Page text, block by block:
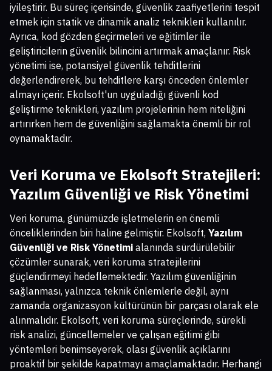
iyileştirir. Bu süreç içerisinde, güvenlik zaafiyetlerini tespit
etmek için statik ve dinamik analiz teknikleri kullanılır.
Ayrıca, kod gözden geçirmeleri ve eğitimler ile
geliştiricilerin güvenlik bilincini artırmak amaçlanır. Risk
yönetimi ise, potansiyel güvenlik tehditlerini
değerlendirerek, bu tehditlere karşı önceden önlemler
almayı içerir. Ekolsoft'un uyguladığı güvenli kod
geliştirme teknikleri, yazılım projelerinin hem niteliğini
artırırken hem de güvenliğini sağlamakta önemli bir rol
oynamaktadır.
Veri Koruma ve Ekolsoft Stratejileri:
Yazılım Güvenliği ve Risk Yönetimi
Veri koruma, günümüzde işletmelerin en önemli
önceliklerinden biri haline gelmiştir. Ekolsoft, Yazılım
Güvenliği ve Risk Yönetimi alanında sürdürülebilir
çözümler sunarak, veri koruma stratejilerini
güçlendirmeyi hedeflemektedir. Yazılım güvenliğinin
sağlanması, yalnızca teknik önlemlerle değil, aynı
zamanda organizasyon kültürünün bir parçası olarak ele
alınmalıdır. Ekolsoft, veri koruma süreçlerinde, sürekli
risk analizi, güncellemeler ve çalışan eğitimi gibi
yöntemleri benimseyerek, olası güvenlik açıklarını
proaktif bir şekilde kapatmayı amaçlamaktadır. Herhangi